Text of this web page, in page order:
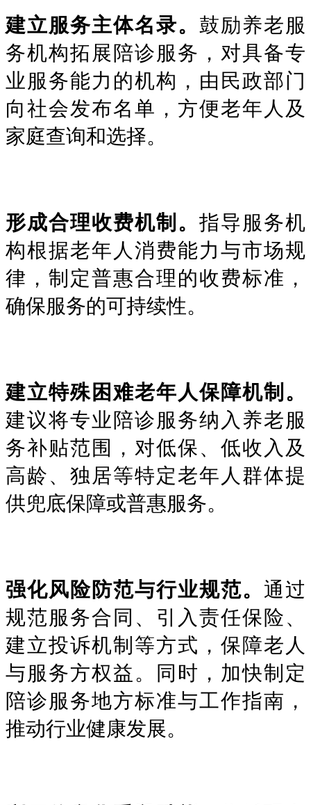
建立服务主体名录。 鼓励养老服
务机构拓展陪诊服务，对具备专
业服务能力的机构，由民政部门
向社会发布名单，方便老年人及
家庭查询和选择。
形成合理收费机制。 指导服务机
构根据老年人消费能力与市场规
律，制定普惠合理的收费标准，
确保服务的可持续性。
建立特殊困难老年人保障机制。
建议将专业陪诊服务纳入养老服
务补贴范围，对低保、低收入及
高龄、独居等特定老年人群体提
供兜底保障或普惠服务。
强化风险防范与行业规范。 通过
规范服务合同、引入责任保险、
建立投诉机制等方式，保障老人
与服务方权益。同时，加快制定
陪诊服务地方标准与工作指南，
推动行业健康发展。